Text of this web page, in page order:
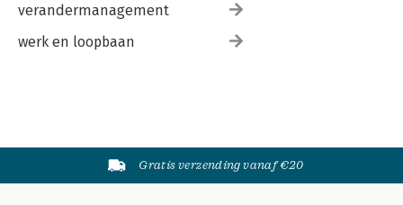
verandermanagement
werk en loopbaan
Gratis verzending vanaf €20